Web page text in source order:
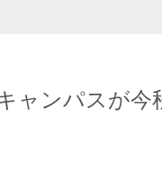
ャンパスが今